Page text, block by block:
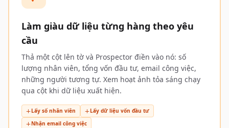
Làm giàu dữ liệu từng hàng theo yêu
cầu
Thả một cột lên tờ và Prospector điền vào nó: số
lượng nhân viên, tổng vốn đầu tư, email công việc,
những người tương tự. Xem hoạt ảnh tỏa sáng chạy
qua cột khi dữ liệu xuất hiện.
Lấy số nhân viên
Lấy dữ liệu vốn đầu tư
Nhận email công việc